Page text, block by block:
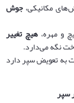
مکانیکی،جوش
و مهره،هیچ تغییر
نگه می‌دارد.
به تعویض سپر دارد
سپر